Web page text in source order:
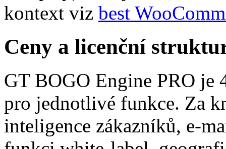
kontext viz best
Ceny a licenční
GT BOGO Engine PRO je
pro jednotlivé funkce. Za
inteligence zákazníků, e-